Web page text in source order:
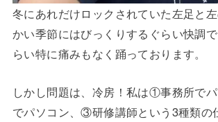
冬にあれだけロックされていた左足と
かい季節にはびっくりするぐらい快調
らい特に痛みもなく踊っております。
しかし問題は、冷房！私は①事務所で
でパソコン、③研修講師という3種類の